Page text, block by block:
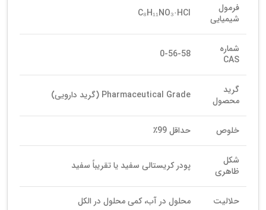
فرمول
شیمیایی
C₈H₁₁NO₃·HCl
شماره
CAS
58‑56‑0
گرید
محصول
Pharmaceutical Grade (گرید دارویی)
خلوص حداقل 99٪
شکل
ظاهری
پودر کریستالی سفید یا تقریباً سفید
حلالیت محلول در آب، کمی محلول در الکل